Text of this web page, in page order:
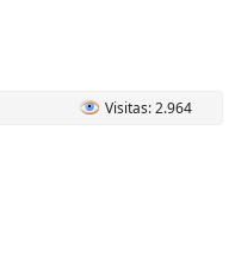
Visitas: 2.964